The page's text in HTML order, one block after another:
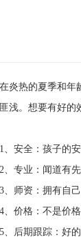
热的夏季和年龄
浅。想要有好的
全：孩子的安
业：闻道有先
资：拥有自己
格：不是价格
期跟踪：好的